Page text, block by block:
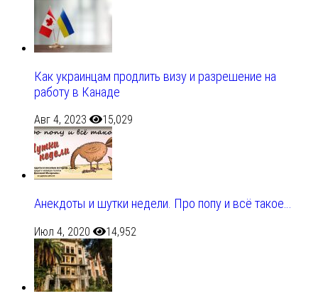
Как украинцам продлить визу и разрешение на
работу в Канаде
Авг 4, 2023 15,029
Анекдоты и шутки недели. Про попу и всё такое…
Июл 4, 2020 14,952